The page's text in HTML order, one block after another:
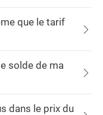
que le tarif
solde de ma
dans le prix du